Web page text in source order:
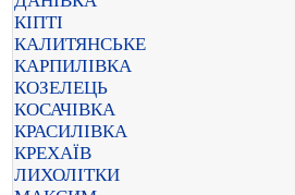
КІПТІ
КАЛИТЯНСЬКЕ
КАРПИЛІВКА
КОЗЕЛЕЦЬ
КОСАЧІВКА
КРАСИЛІВКА
КРЕХАЇВ
ЛИХОЛІТКИ